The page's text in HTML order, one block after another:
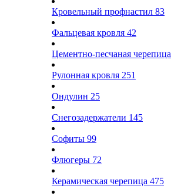
Кровельный профнастил 83
Фальцевая кровля 42
Цементно-песчаная черепица
Рулонная кровля 251
Ондулин 25
Снегозадержатели 145
Софиты 99
Флюгеры 72
Керамическая черепица 475